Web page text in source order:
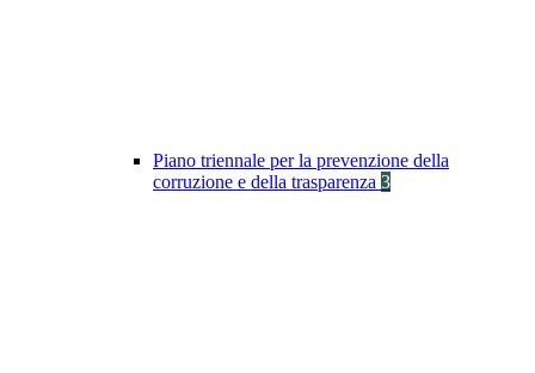
Piano triennale per la prevenzione della
corruzione e della trasparenza 3